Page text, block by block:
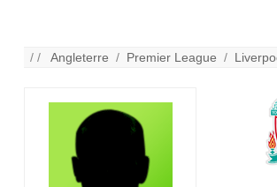
/ /Angleterre / Premier League /